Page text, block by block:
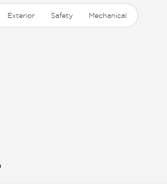
Exterior Safety Mechanical